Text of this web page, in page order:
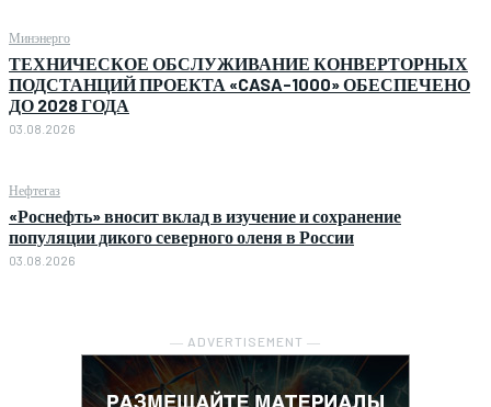
Минэнерго
ТЕХНИЧЕСКОЕ ОБСЛУЖИВАНИЕ КОНВЕРТОРНЫХ
ПОДСТАНЦИЙ ПРОЕКТА «CASA-1000» ОБЕСПЕЧЕНО
ДО 2028 ГОДА
03.08.2026
Нефтегаз
«Роснефть» вносит вклад в изучение и сохранение
популяции дикого северного оленя в России
03.08.2026
― ADVERTISEMENT ―